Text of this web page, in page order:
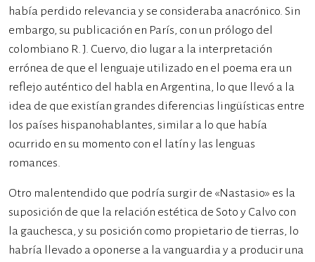
había perdido relevancia y se consideraba anacrónico. Sin
embargo, su publicación en París, con un prólogo del
colombiano R. J. Cuervo, dio lugar a la interpretación
errónea de que el lenguaje utilizado en el poema era un
reflejo auténtico del habla en Argentina, lo que llevó a la
idea de que existían grandes diferencias lingüísticas entre
los países hispanohablantes, similar a lo que había
ocurrido en su momento con el latín y las lenguas
romances.
Otro malentendido que podría surgir de «Nastasio» es la
suposición de que la relación estética de Soto y Calvo con
la gauchesca, y su posición como propietario de tierras, lo
habría llevado a oponerse a la vanguardia y a producir una